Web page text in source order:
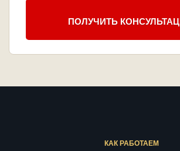
ПОЛУЧИТЬ
КАК РАБОТАЕМ